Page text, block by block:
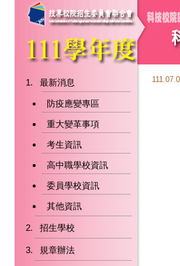
最新消息
防疫應變專區
重大變革事項
考生資訊
高中職學校資訊
委員學校資訊
其他資訊
招生學校
規章辦法